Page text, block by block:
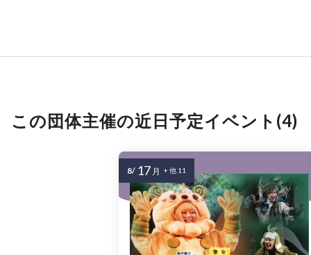
この団体主催の近日予定イベント(4)
8/ 17 月 + 他 11